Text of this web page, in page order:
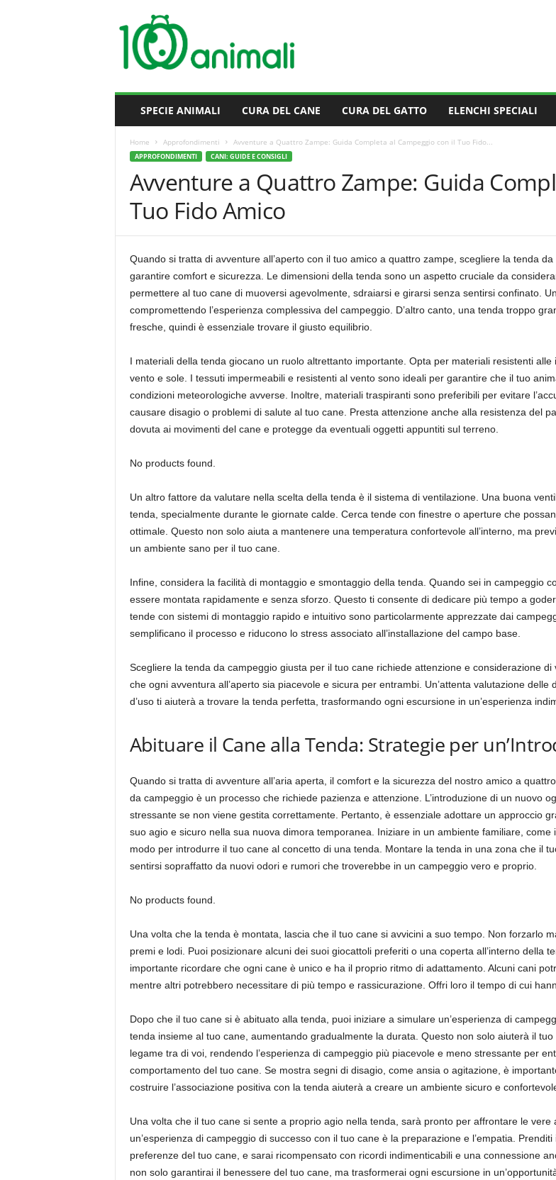
SPECIE ANIMALI CURA DEL CANE CURA DEL GATTO ELENCHI SPECIALI
Home Approfondimenti Avventure a Quattro Zampe: Guida Completa al Campeggio con il Tuo Fido...
APPROFONDIMENTI CANI: GUIDE E CONSIGLI
Avventure a Quattro Zampe: Guida
Tuo Fido Amico
Quando si tratta di avventure all’aperto con il tuo amico a quattro zampe, scegliere la tenda
garantire comfort e sicurezza. Le dimensioni della tenda sono un aspetto cruciale da
permettere al tuo cane di muoversi agevolmente, sdraiarsi e girarsi senza sentirsi confinato.
compromettendo l’esperienza complessiva del campeggio. D’altro canto, una tenda troppo
fresche, quindi è essenziale trovare il giusto equilibrio.
I materiali della tenda giocano un ruolo altrettanto importante. Opta per materiali resistenti
vento e sole. I tessuti impermeabili e resistenti al vento sono ideali per garantire che il tuo
condizioni meteorologiche avverse. Inoltre, materiali traspiranti sono preferibili per evitare
causare disagio o problemi di salute al tuo cane. Presta attenzione anche alla resistenza del
dovuta ai movimenti del cane e protegge da eventuali oggetti appuntiti sul terreno.
No products found.
Un altro fattore da valutare nella scelta della tenda è il sistema di ventilazione. Una buona
tenda, specialmente durante le giornate calde. Cerca tende con finestre o aperture che
ottimale. Questo non solo aiuta a mantenere una temperatura confortevole all’interno, ma
un ambiente sano per il tuo cane.
Infine, considera la facilità di montaggio e smontaggio della tenda. Quando sei in campeggio
essere montata rapidamente e senza sforzo. Questo ti consente di dedicare più tempo a
tende con sistemi di montaggio rapido e intuitivo sono particolarmente apprezzate dai
semplificano il processo e riducono lo stress associato all’installazione del campo base.
Scegliere la tenda da campeggio giusta per il tuo cane richiede attenzione e considerazione
che ogni avventura all’aperto sia piacevole e sicura per entrambi. Un’attenta valutazione
d’uso ti aiuterà a trovare la tenda perfetta, trasformando ogni escursione in un’esperienza
Abituare il Cane alla Tenda: Strategie per
Quando si tratta di avventure all’aria aperta, il comfort e la sicurezza del nostro amico a
da campeggio è un processo che richiede pazienza e attenzione. L’introduzione di un nuovo
stressante se non viene gestita correttamente. Pertanto, è essenziale adottare un approccio
suo agio e sicuro nella sua nuova dimora temporanea. Iniziare in un ambiente familiare,
modo per introdurre il tuo cane al concetto di una tenda. Montare la tenda in una zona che il
sentirsi sopraffatto da nuovi odori e rumori che troverebbe in un campeggio vero e proprio.
No products found.
Una volta che la tenda è montata, lascia che il tuo cane si avvicini a suo tempo. Non forzarlo
premi e lodi. Puoi posizionare alcuni dei suoi giocattoli preferiti o una coperta all’interno della
importante ricordare che ogni cane è unico e ha il proprio ritmo di adattamento. Alcuni cani
mentre altri potrebbero necessitare di più tempo e rassicurazione. Offri loro il tempo di cui
Dopo che il tuo cane si è abituato alla tenda, puoi iniziare a simulare un’esperienza di
tenda insieme al tuo cane, aumentando gradualmente la durata. Questo non solo aiuterà il
legame tra di voi, rendendo l’esperienza di campeggio più piacevole e meno stressante per
comportamento del tuo cane. Se mostra segni di disagio, come ansia o agitazione, è
costruire l’associazione positiva con la tenda aiuterà a creare un ambiente sicuro e
Una volta che il tuo cane si sente a proprio agio nella tenda, sarà pronto per affrontare le vere
un’esperienza di campeggio di successo con il tuo cane è la preparazione e l’empatia.
preferenze del tuo cane, e sarai ricompensato con ricordi indimenticabili e una connessione
non solo garantirai il benessere del tuo cane, ma trasformerai ogni escursione in